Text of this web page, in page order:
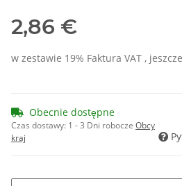
2,86 €
w zestawie 19% Faktura VAT , jeszcze
Obecnie dostępne
Czas dostawy: 1 - 3 Dni robocze Obcy
kraj